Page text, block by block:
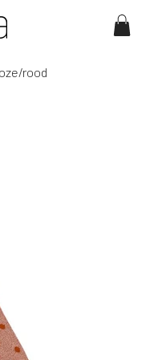
rood